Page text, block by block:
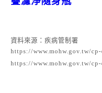
資料來源：疾病管制署
https://www.mohw.gov.tw/
https://www.mohw.gov.tw/